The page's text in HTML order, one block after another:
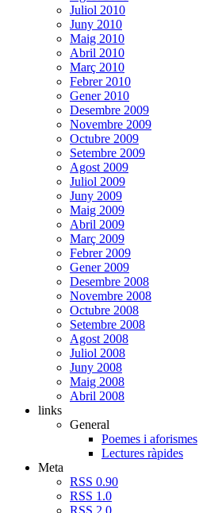
Juliol 2010
Juny 2010
Maig 2010
Abril 2010
Març 2010
Febrer 2010
Gener 2010
Desembre 2009
Novembre 2009
Octubre 2009
Setembre 2009
Agost 2009
Juliol 2009
Juny 2009
Maig 2009
Abril 2009
Març 2009
Febrer 2009
Gener 2009
Desembre 2008
Novembre 2008
Octubre 2008
Setembre 2008
Agost 2008
Juliol 2008
Juny 2008
Maig 2008
Abril 2008
links
General
Poemes i aforismes
Lectures ràpides
Meta
RSS 0.90
RSS 1.0
RSS 2.0